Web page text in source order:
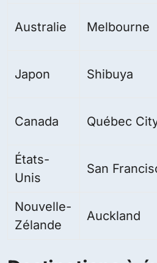
Australie Melbourne
Japon Shibuya
Canada Québec
États-
Unis
San
Nouvelle-
Zélande
Auckland